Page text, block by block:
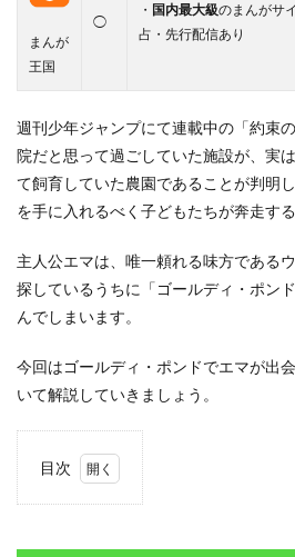
まんが
王国
◯
・ 国内最大級のまんがサ
占・先行配信あり
週刊少年ジャンプにて連載中の「約束
院だと思って過ごしていた施設が、実
て飼育していた農園であることが判明
を手に入れるべく子どもたちが奔走する
主人公エマは、唯一頼れる味方である
探しているうちに「ゴールディ・ポン
んでしまいます。
今回はゴールディ・ポンドでエマが出
いて解説していきましょう。
目次